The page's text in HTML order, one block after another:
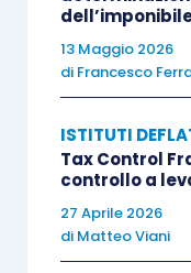
dovute entro 20
definizione
rate trimestrali
rate
superiori a
13 Maggio 2026
di Francesco
ISTITUTI
Tax Control
controllo a
27 Aprile 2026
di Matteo Viani